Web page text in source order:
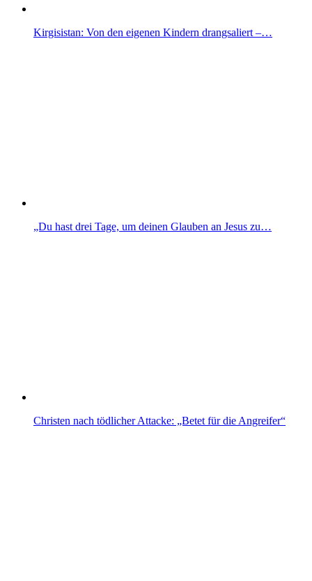
Kirgisistan: Von den eigenen Kindern drangsaliert –…
„Du hast drei Tage, um deinen Glauben an Jesus zu…
Christen nach tödlicher Attacke: „Betet für die Angreifer“